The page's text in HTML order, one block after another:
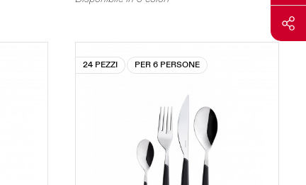
24 PEZZI PER 6 PERSONE